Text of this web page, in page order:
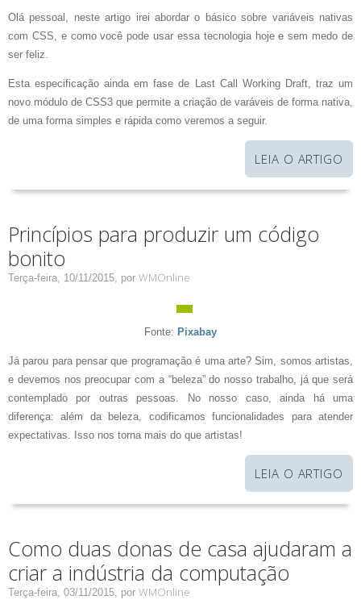
Olá pessoal, neste artigo irei abordar o básico sobre variáveis nativas
com CSS, e como você pode usar essa tecnologia hoje e sem medo de
ser feliz.
Esta especificação ainda em fase de Last Call Working Draft, traz um
novo módulo de CSS3 que permite a criação de varáveis de forma nativa,
de uma forma simples e rápida como veremos a seguir.
LEIA O ARTIGO
Princípios para produzir um código
bonito
Terça-feira, 10/11/2015, por WMOnline
Fonte: Pixabay
Já parou para pensar que programação é uma arte? Sim, somos artistas,
e devemos nos preocupar com a “beleza” do nosso trabalho, já que será
contemplado por outras pessoas. No nosso caso, ainda há uma
diferença: além da beleza, codificamos funcionalidades para atender
expectativas. Isso nos torna mais do que artistas!
LEIA O ARTIGO
Como duas donas de casa ajudaram a
criar a indústria da computação
Terça-feira, 03/11/2015, por WMOnline